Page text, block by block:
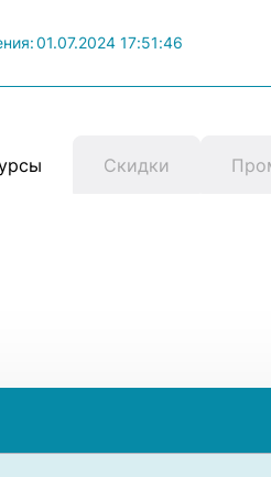
01.07.2024 17:51:46
Скидки